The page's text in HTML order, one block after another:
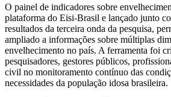
O painel de indicadores sobre
plataforma do Eisi-Brasil e lançado junto
resultados da terceira onda da pesquisa,
ampliado a informações sobre múltiplas
envelhecimento no país. A ferramenta foi
pesquisadores, gestores públicos,
civil no monitoramento contínuo das
necessidades da população idosa brasileira.